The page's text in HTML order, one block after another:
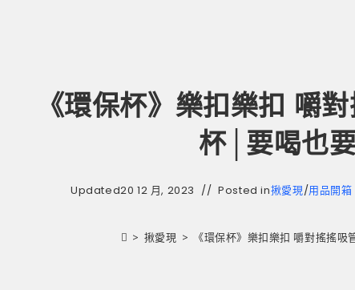
《環保杯》樂扣樂扣 嚼
杯│要喝也
Updated20 12 月, 2023 Posted in揪愛現/用品開箱
> 揪愛現 > 《環保杯》樂扣樂扣 嚼對搖搖